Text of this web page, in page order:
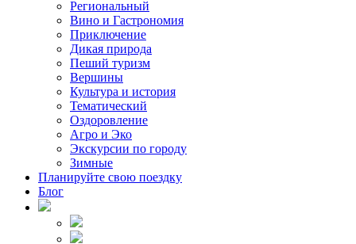
Региональный
Вино и Гастрономия
Приключение
Дикая природа
Пеший туризм
Вершины
Культура и история
Тематический
Оздоровление
Агро и Эко
Экскурсии по городу
Зимные
Планируйте свою поездку
Блог